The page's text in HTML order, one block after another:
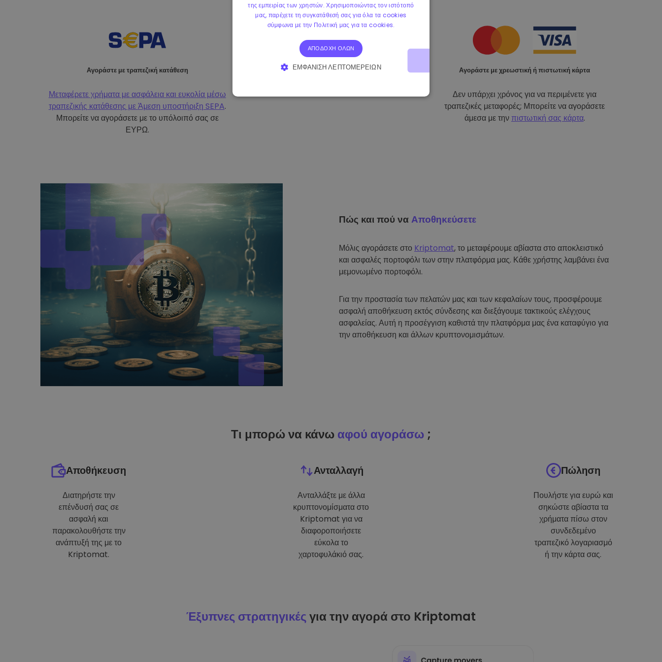
Αγοράστε με τραπεζική κατάθεση
Μεταφέρετε χρήματα με ασφάλεια και ευκολία μέσω
τραπεζικής κατάθεσης μεΆμεση υποστήριξη SEPA.
Μπορείτε να αγοράσετε με το υπόλοιπό σας σε
ΕΥΡΩ.
Αγοράστε με χρεωστική ή πιστωτική κάρτα
Δεν υπάρχει χρόνος για να περιμένετε για
τραπεζικές μεταφορές; Μπορείτε να αγοράσετε
άμεσα με τηνπιστωτική σας κάρτα.
Πώς και πού ναΑποθηκεύσετε
Μόλις αγοράσετε στο Kriptomat, το μεταφέρουμε αβίαστα στο αποκλειστικό
και ασφαλές πορτοφόλι των στην πλατφόρμα μας. Κάθε χρήστης λαμβάνει ένα
μεμονωμένο πορτοφόλι.
Για την προστασία των πελατών μας και των κεφαλαίων τους, προσφέρουμε
ασφαλή αποθήκευση εκτός σύνδεσης και διεξάγουμε τακτικούς ελέγχους
ασφαλείας. Αυτή η προσέγγιση καθιστά την πλατφόρμα μας ένα καταφύγιο για
την αποθήκευση και άλλων κρυπτονομισμάτων.
Τι μπορώ να κάνω αφού αγοράσω ;
Αποθήκευση
Διατηρήστε την
επένδυσή σας σε
ασφαλή και
παρακολουθήστε την
ανάπτυξή της με το
Kriptomat.
Ανταλλαγή
Ανταλλάξτε με άλλα
κρυπτονομίσματα στο
Kriptomat για να
διαφοροποιήσετε
εύκολα το
χαρτοφυλάκιό σας.
Πώληση
Πουλήστε για ευρώ και
σηκώστε αβίαστα τα
χρήματα πίσω στον
συνδεδεμένο
τραπεζικό λογαριασμό
ή την κάρτα σας.
Έξυπνες στρατηγικέςγια την αγορά στο Kriptomat
της εμπειρίας των χρηστών. Χρησιμοποιώντας τον ιστότοπό
μας, παρέχετε τη συγκατάθεσή σας για όλα τα cookies
σύμφωνα με την Πολιτική μας για τα cookies.
ΑΠΟΔΟΧΉ ΌΛΩΝ
ΕΜΦΆΝΙΣΗ ΛΕΠΤΟΜΕΡΕΙΏΝ